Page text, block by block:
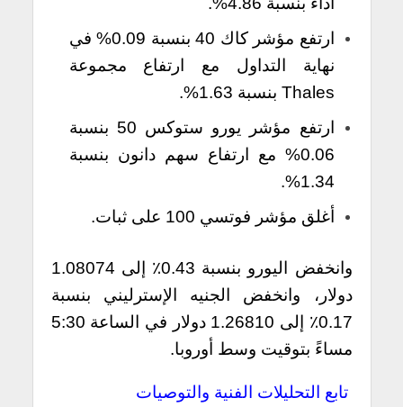
ارتفع مؤشر كاك 40 بنسبة 0.09% في
نهاية التداول مع ارتفاع مجموعة
Thales بنسبة 1.63%.
ارتفع مؤشر يورو ستوكس 50 بنسبة
0.06% مع ارتفاع سهم دانون بنسبة
1.34%.
أغلق مؤشر فوتسي 100 على ثبات.
وانخفض اليورو بنسبة 0.43٪ إلى 1.08074
دولار، وانخفض الجنيه الإسترليني بنسبة
0.17٪ إلى 1.26810 دولار في الساعة 5:30
مساءً بتوقيت وسط أوروبا.
تابع التحليلات الفنية والتوصيات